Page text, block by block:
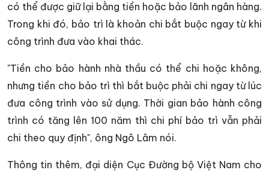
có thể được giữ lại bằng tiền hoặc bảo lãnh ngân hàng.
Trong khi đó, bảo trì là khoản chi bắt buộc ngay từ khi
công trình đưa vào khai thác.
"Tiền cho bảo hành nhà thầu có thể chi hoặc không,
nhưng tiền cho bảo trì thì bắt buộc phải chi ngay từ lúc
đưa công trình vào sử dụng. Thời gian bảo hành công
trình có tăng lên 100 năm thì chi phí bảo trì vẫn phải
chi theo quy định", ông Ngô Lâm nói.
Thông tin thêm, đại diện Cục Đường bộ Việt Nam cho